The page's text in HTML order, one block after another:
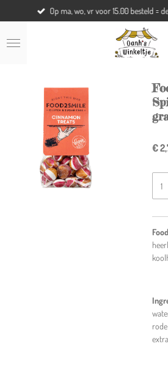
direct
naar
de
Op ma, wo, vr voor 15.00 besteld =
€